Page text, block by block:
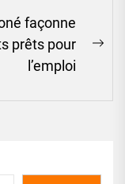
façonne
prêts pour
l’emploi